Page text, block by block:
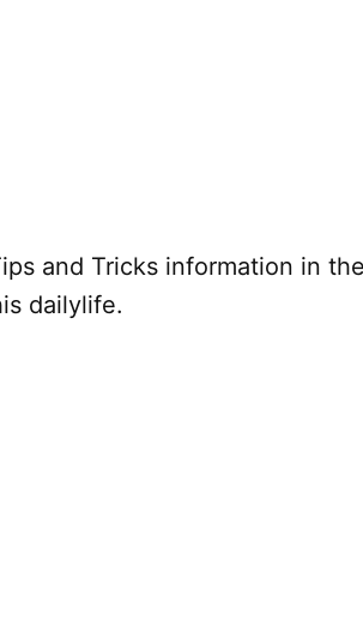
and Tricks information in
dailylife.